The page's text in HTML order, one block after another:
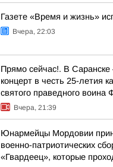
Газете «Время и жизнь»
Вчера, 22:03
Прямо сейчас!. В
концерт в честь 25-летия
святого праведного воина
Вчера, 21:39
Юнармейцы Мордовии
военно-патриотических
«Гвардеец», которые